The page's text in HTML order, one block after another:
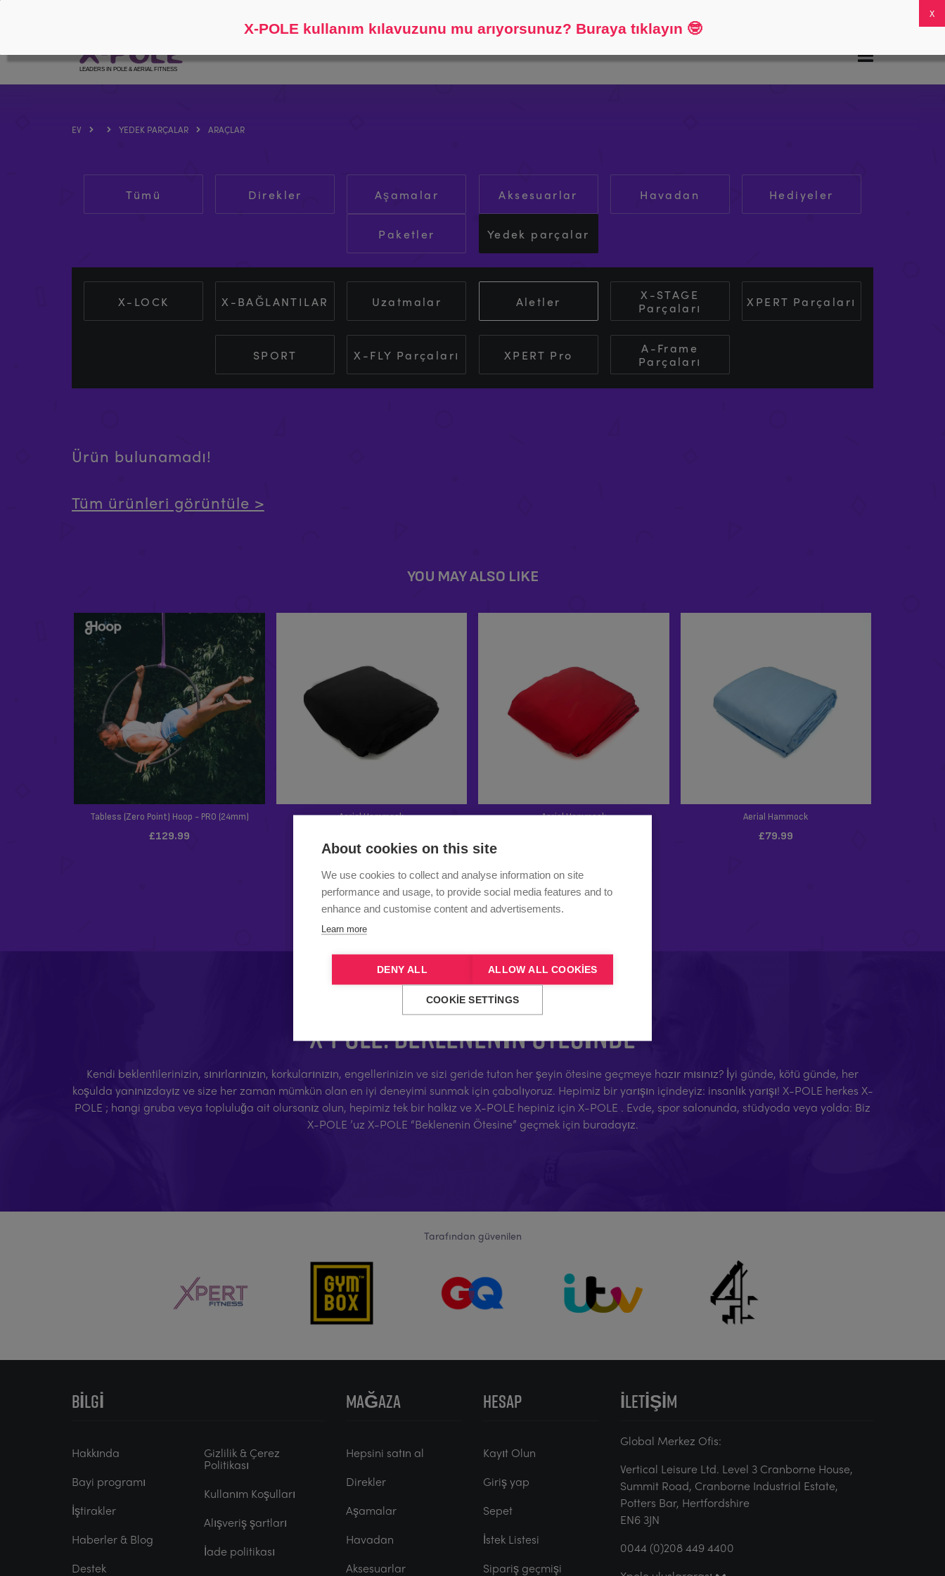
EV YEDEK PARÇALAR ARAÇLAR
Tümü Direkler Aşamalar Aksesuarlar Havadan Hediyeler
Paketler Yedek parçalar
X-LOCK X-BAĞLANTILAR Uzatmalar Aletler
X-STAGE
Parçaları
XPERT Parçaları
SPORT X-FLY Parçaları XPERT Pro
A-Frame
Parçaları
Ürün bulunamadı!
Tüm ürünleri görüntüle >
X-POLE: BEKLENENIN ÖTESINDE
Kendi beklentilerinizin, sınırlarınızın, korkularınızın, engellerinizin ve sizi geride tutan her şeyin ötesine geçmeye hazır mısınız? İyi günde, kötü günde, her
koşulda yanınızdayız ve size her zaman mümkün olan en iyi deneyimi sunmak için çabalıyoruz. Hepimiz bir yarışın içindeyiz: insanlık yarışı! X-POLE herkes X-
POLE ; hangi gruba veya topluluğa ait olursanız olun, hepimiz tek bir halkız ve X-POLE hepiniz için X-POLE . Evde, spor salonunda, stüdyoda veya yolda: Biz
X-POLE ’uz X-POLE “Beklenenin Ötesine” geçmek için buradayız.
Tarafından güvenilen
BILGI
Hakkında
Bayi programı
İştirakler
Haberler & Blog
Destek
Gizlilik & Çerez
Politikası
Kullanım Koşulları
Alışveriş şartları
İade politikası
MAĞAZA
Hepsini satın al
Direkler
Aşamalar
Havadan
Aksesuarlar
HESAP
Kayıt Olun
Giriş yap
Sepet
İstek Listesi
Sipariş geçmişi
İLETIŞIM
Global Merkez Ofis:
Vertical Leisure Ltd. Level 3 Cranborne House,
Summit Road, Cranborne Industrial Estate,
Potters Bar, Hertfordshire
EN6 3JN
0044 (0)208 449 4400
X-POLE kullanım kılavuzunu mu arıyorsunuz? Buraya tıklayın 🤓
About cookies on this site
We use cookies to collect and analyse information on site
performance and usage, to provide social media features and to
enhance and customise content and advertisements.
Learn more
DENY ALL ALLOW ALL COOKIES
COOKIE SETTINGS